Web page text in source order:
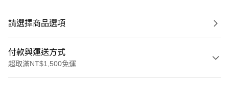
請選擇商品選項
付款與運送方式
超取滿NT$1,500免運